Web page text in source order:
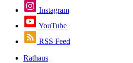
Instagram
YouTube
RSS Feed
Rathaus